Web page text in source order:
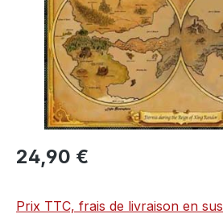
24,90 €
Prix TTC, frais de livraison en sus